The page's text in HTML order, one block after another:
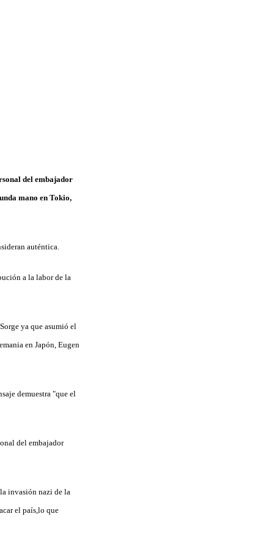
del embajador
mano en Tokio,
auténtica.
a la labor de la
ya que asumió el
en Japón, Eugen
demuestra "que el
del embajador
invasión nazi de la
el país,lo que